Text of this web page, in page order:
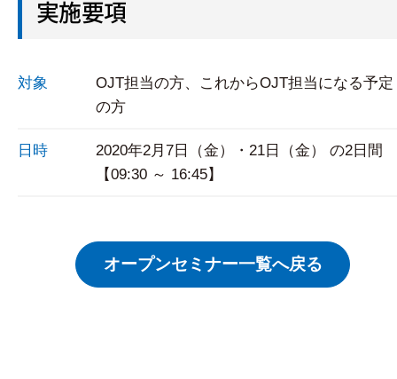
実施要項
対象
OJT担当の方、これからOJT担当になる予定
の方
日時
2020年2月7日（金）・21日（金） の2日間
【09:30 ～ 16:45】
オープンセミナー一覧へ戻る